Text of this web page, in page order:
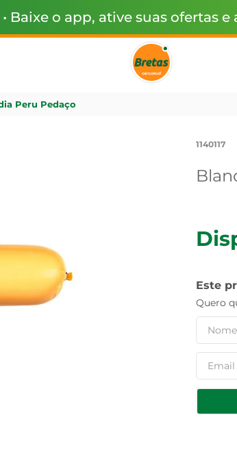
• Baixe o app, ative suas ofertas
Peru Pedaço
1140117
Este
Quero